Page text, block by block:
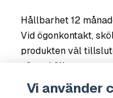
Hållbarhet 12
Vid ögonkontakt,
produkten väl
värmekällor.
Vi använder